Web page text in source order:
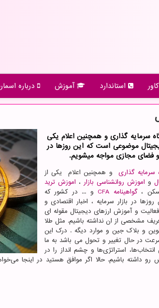
استاندارد آموزش درباره
سرمایه گذاری و همچنین اعلام یكی
موضوعی است كه این روزها در
و فضای مجازی مواجه میشویم.
سرمایه گذاری
و همچنین اعلام یکی از
و اموزش روانشناسی بازار ، اموزش ترید
،گواهینامه CFA و ... در کشور که
در بازار سرمایه ، اخبار اقتصادی و
و آموزش ارزهای دیجیتال مقوله ای
مشخصی از ان نداشته باشیم. مثل طلا
و بلاک جین و موارد دیگه . درک این
در حال تغییر و تحول می باشد به ما
استراتژی‌ها و چشم انداز را در
داشته باشیم. حالا اگر موافق هستید در اینجا